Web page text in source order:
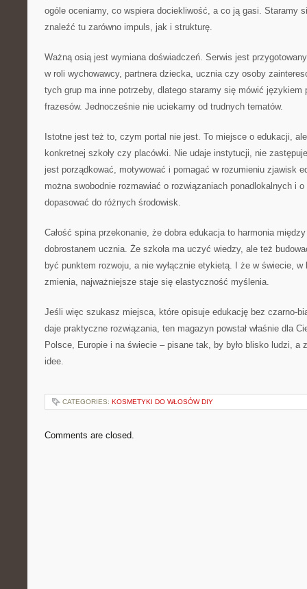
ogóle oceniamy, co wspiera dociekliwość, a co ją gasi. Staramy
znaleźć tu zarówno impuls, jak i strukturę.
Ważną osią jest wymiana doświadczeń. Serwis jest
w roli wychowawcy, partnera dziecka, ucznia czy osoby
tych grup ma inne potrzeby, dlatego staramy się mówić
frazesów. Jednocześnie nie uciekamy od trudnych tematów.
Istotne jest też to, czym portal nie jest. To miejsce o edukacji,
konkretnej szkoły czy placówki. Nie udaje instytucji, nie
jest porządkować, motywować i pomagać w rozumieniu zjawisk
można swobodnie rozmawiać o rozwiązaniach ponadlokalnych i
dopasować do różnych środowisk.
Całość spina przekonanie, że dobra edukacja to harmonia
dobrostanem ucznia. Że szkoła ma uczyć wiedzy, ale też
być punktem rozwoju, a nie wyłącznie etykietą. I że w świecie,
zmienia, najważniejsze staje się elastyczność myślenia.
Jeśli więc szukasz miejsca, które opisuje edukację bez czarno-
daje praktyczne rozwiązania, ten magazyn powstał właśnie dla
Polsce, Europie i na świecie – pisane tak, by było blisko ludzi, a
idee.
CATEGORIES: KOSMETYKI DO WŁOSÓW DIY
Comments are closed.